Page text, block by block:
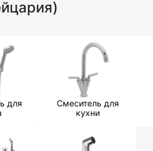
для
Смеситель для
кухни